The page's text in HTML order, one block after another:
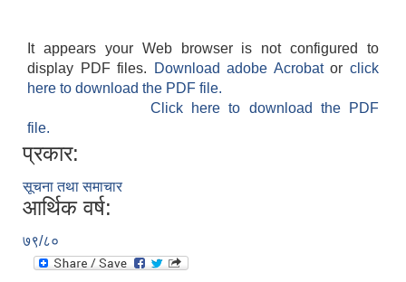
It appears your Web browser is not configured to
display PDF files.
Download adobe Acrobatorclick
here to download the PDF file.
Click here to download the PDF
file.
प्रकार:
सूचना तथा समाचार
आर्थिक वर्ष:
७९/८०